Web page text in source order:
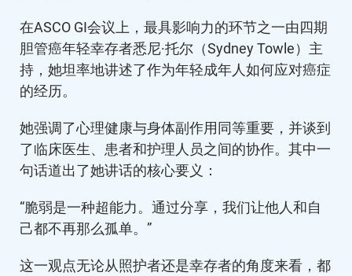
在ASCO GI会议上，最具影响力的环节之一由四期
胆管癌年轻幸存者悉尼·托尔（Sydney Towle）主
持，她坦率地讲述了作为年轻成年人如何应对癌症
的经历。
她强调了心理健康与身体副作用同等重要，并谈到
了临床医生、患者和护理人员之间的协作。其中一
句话道出了她讲话的核心要义：
“脆弱是一种超能力。通过分享，我们让他人和自
己都不再那么孤单。”
这一观点无论从照护者还是幸存者的角度来看，都